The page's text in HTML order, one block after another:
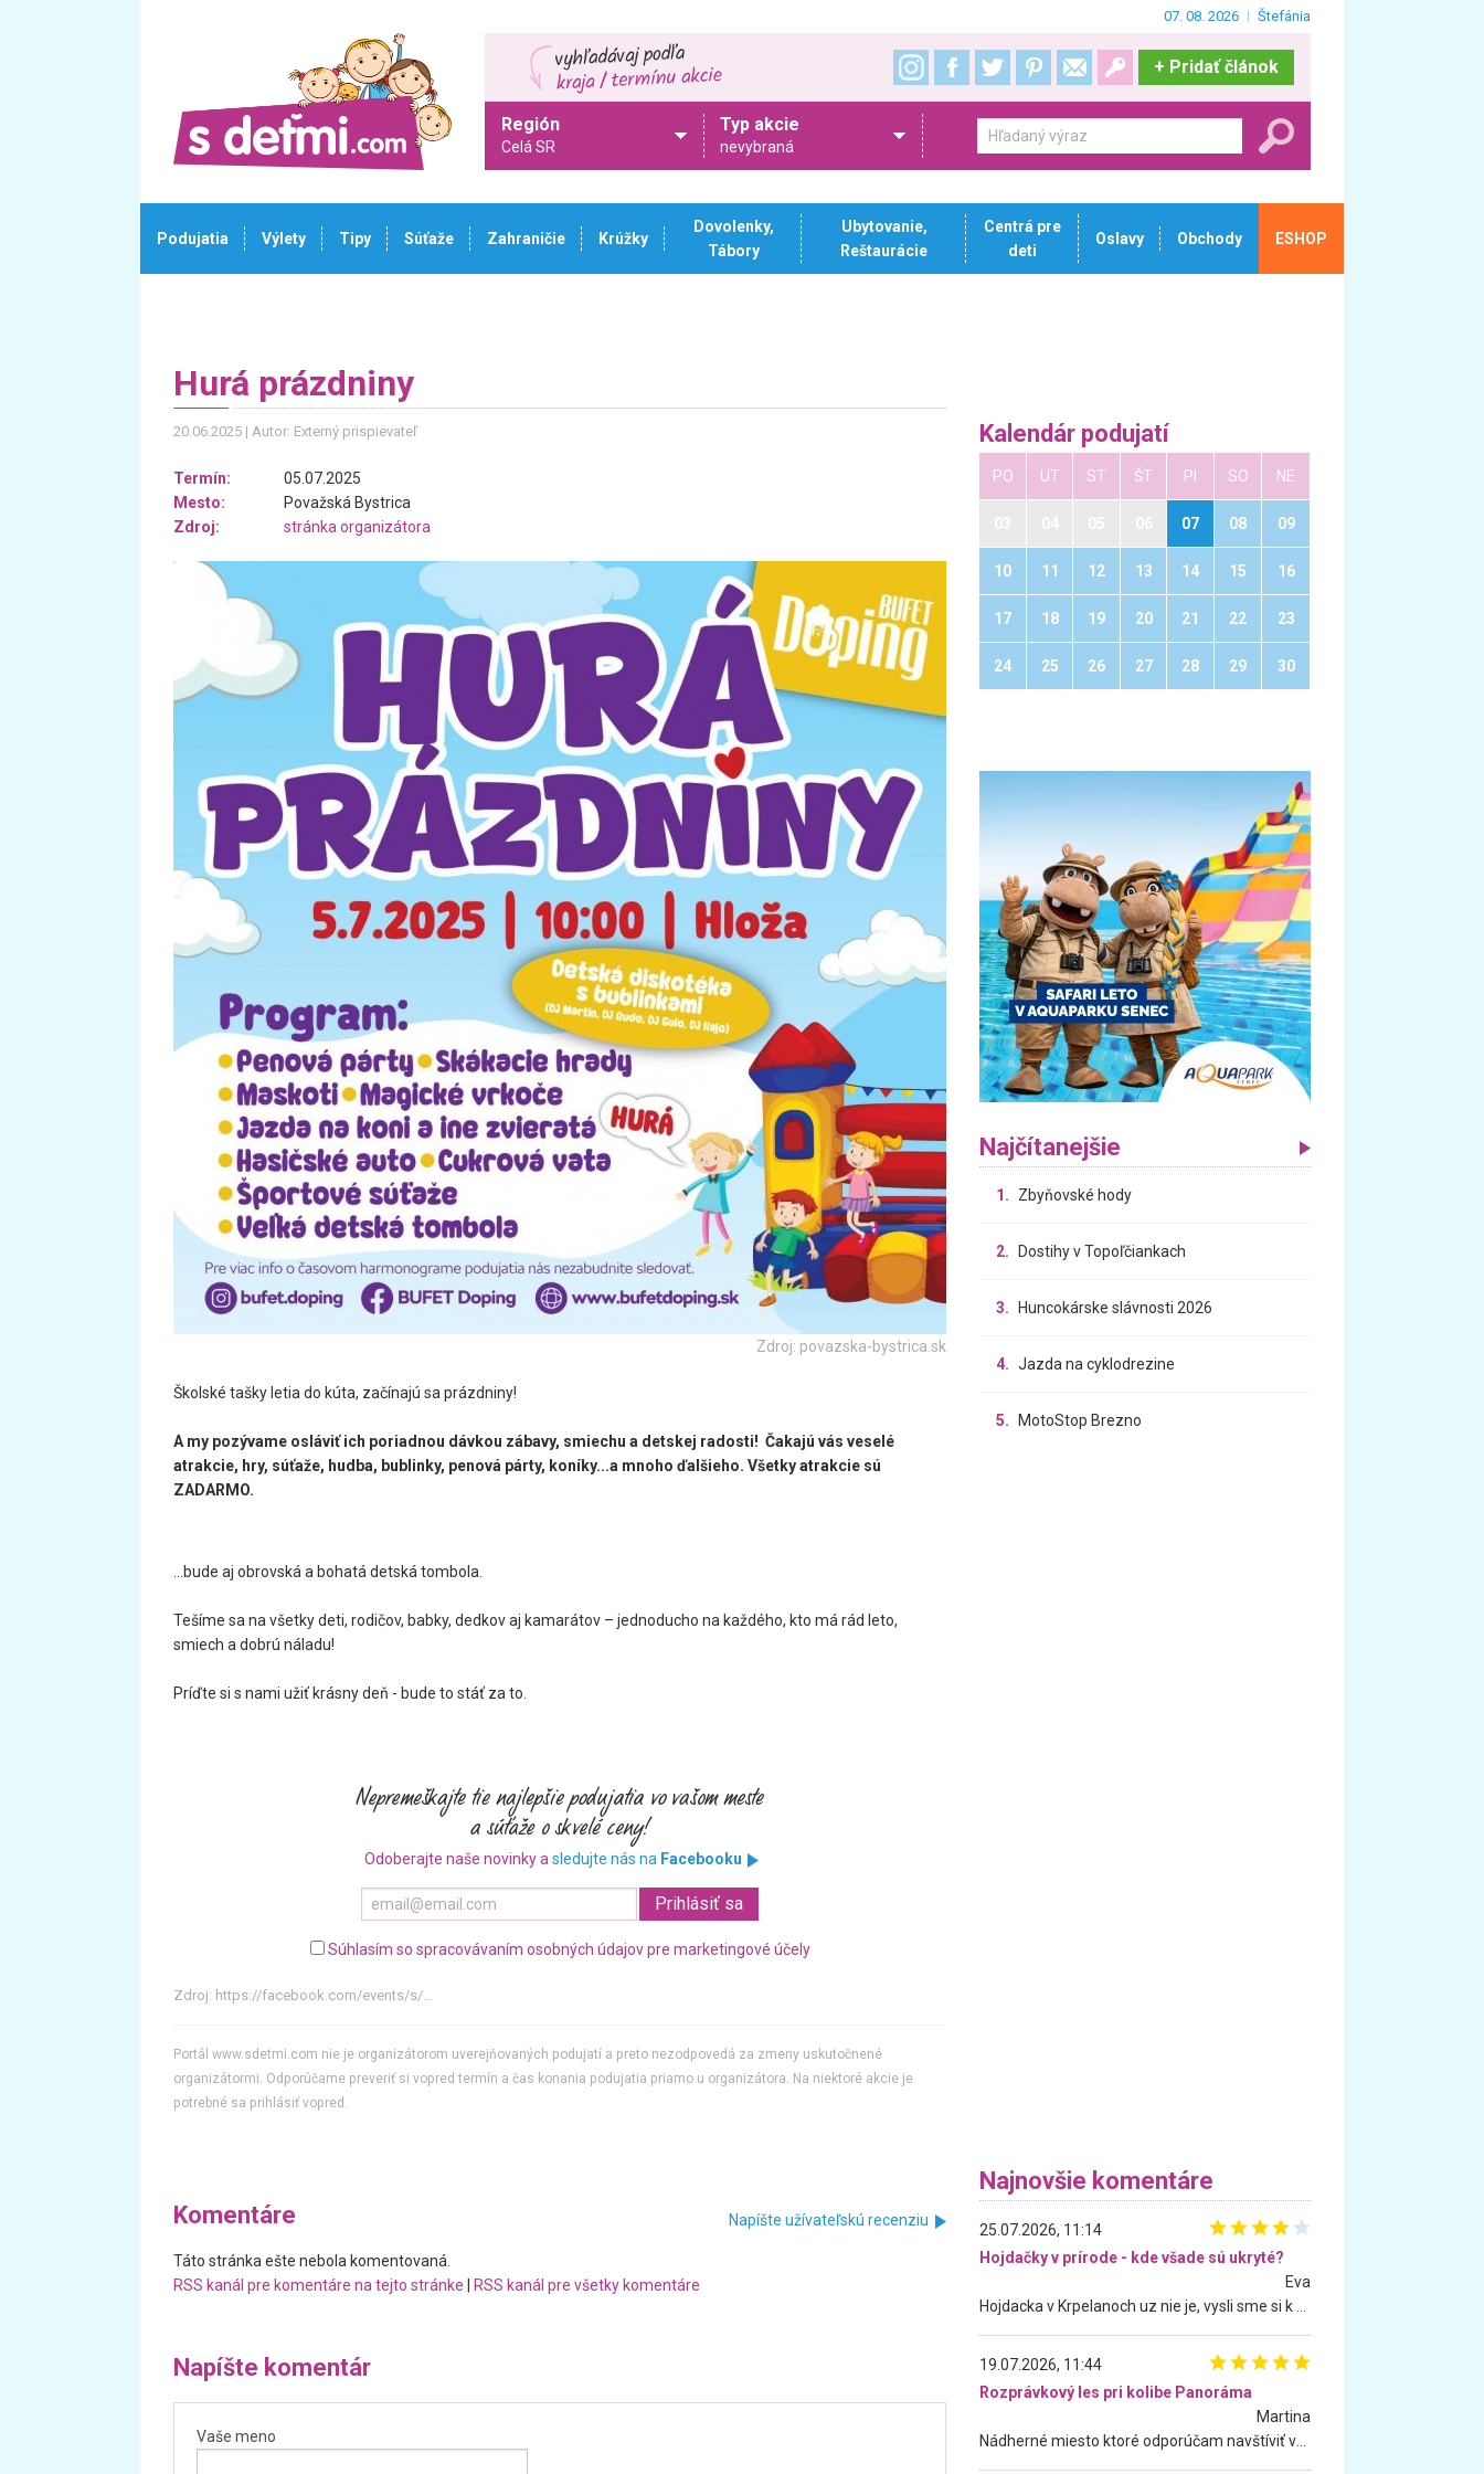
07. 08. 2026 Štefánia
+ Pridať článok
Región
Celá SR
Typ akcie
nevybraná
Podujatia Výlety Tipy Súťaže Zahraničie Krúžky
Dovolenky,
Tábory
Ubytovanie,
Reštaurácie
Centrá pre
deti
Oslavy Obchody ESHOP
Hurá prázdniny
20.06.2025 Autor: Externý prispievateľ
Termín:
05.07.2025
Mesto:
Považská Bystrica
Zdroj:
stránka organizátora
Zdroj: povazska-bystrica.sk
Školské tašky letia do kúta, začínajú sa prázdniny!
A my pozývame osláviť ich poriadnou dávkou zábavy, smiechu a detskej radosti! Čakajú vás veselé
atrakcie, hry, súťaže, hudba, bublinky, penová párty, koníky...a mnoho ďalšieho. Všetky atrakcie sú
ZADARMO.
...bude aj obrovská a bohatá detská tombola.
Tešíme sa na všetky deti, rodičov, babky, dedkov aj kamarátov – jednoducho na každého, kto má rád leto,
smiech a dobrú náladu!
Príďte si s nami užiť krásny deň - bude to stáť za to.
Odoberajte naše novinky a sledujte nás na Facebooku
Súhlasím so spracovávaním osobných údajov pre marketingové účely
Zdroj: https://facebook.com/events/s/...
Portál www.sdetmi.com nie je organizátorom uverejňovaných podujatí a preto nezodpovedá za zmeny uskutočnené
organizátormi. Odporúčame preveriť si vopred termín a čas konania podujatia priamo u organizátora. Na niektoré akcie je
potrebné sa prihlásiť vopred.
Komentáre Napíšte užívateľskú recenziu
Táto stránka ešte nebola komentovaná.
RSS kanál pre komentáre na tejto stránke
RSS kanál pre všetky komentáre
Napíšte komentár
Vaše meno
Kalendár podujatí
PO UT ST ŠT PI SO NE
07 08 09
10 11 12 13 14 15 16
17 18 19 20 21 22 23
24 25 26 27 28 29 30
Najčítanejšie
1. Zbyňovské hody
2. Dostihy v Topoľčiankach
3. Huncokárske slávnosti 2026
4. Jazda na cyklodrezine
5. MotoStop Brezno
Najnovšie komentáre
25.07.2026, 11:14
Hojdačky v prírode - kde všade sú ukryté?
Eva
19.07.2026, 11:44
Rozprávkový les pri kolibe Panoráma
Martina